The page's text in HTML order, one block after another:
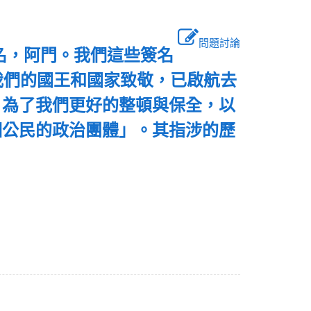
問題討論
，阿門。我們這些簽名
的國王和國家致敬，已啟航去
了我們更好的整頓與保全，以
民的政治團體」。其指涉的歷